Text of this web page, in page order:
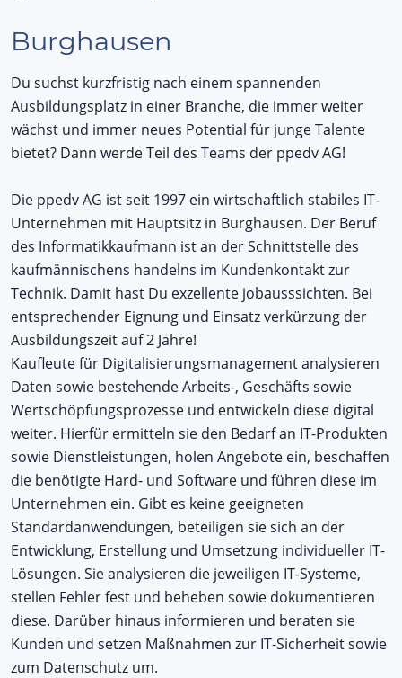
Burghausen
Du suchst kurzfristig nach einem spannenden
Ausbildungsplatz in einer Branche, die immer weiter
wächst und immer neues Potential für junge Talente
bietet? Dann werde Teil des Teams der ppedv AG!
Die ppedv AG ist seit 1997 ein wirtschaftlich stabiles IT-
Unternehmen mit Hauptsitz in Burghausen. Der Beruf
des Informatikkaufmann ist an der Schnittstelle des
kaufmännischens handelns im Kundenkontakt zur
Technik. Damit hast Du exzellente jobausssichten. Bei
entsprechender Eignung und Einsatz verkürzung der
Ausbildungszeit auf 2 Jahre!
Kaufleute für Digitalisierungsmanagement analysieren
Daten sowie bestehende Arbeits-, Geschäfts sowie
Wertschöpfungsprozesse und entwickeln diese digital
weiter. Hierfür ermitteln sie den Bedarf an IT-Produkten
sowie Dienstleistungen, holen Angebote ein, beschaffen
die benötigte Hard- und Software und führen diese im
Unternehmen ein. Gibt es keine geeigneten
Standardanwendungen, beteiligen sie sich an der
Entwicklung, Erstellung und Umsetzung individueller IT-
Lösungen. Sie analysieren die jeweiligen IT-Systeme,
stellen Fehler fest und beheben sowie dokumentieren
diese. Darüber hinaus informieren und beraten sie
Kunden und setzen Maßnahmen zur IT-Sicherheit sowie
zum Datenschutz um.